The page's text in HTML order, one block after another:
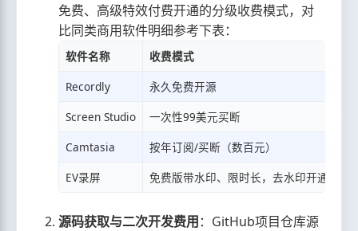
免费、高级特效付费开通的分级收费模式，对
比同类商用软件明细参考下表：
软件名称
收费模式
Recordly
永久免费开源
Screen Studio
一次性99美元买断
Camtasia
按年订阅/买断（数百元）
EV录屏
免费版带水印、限时长，去水印开通会员
源码获取与二次开发费用：GitHub项目仓库源